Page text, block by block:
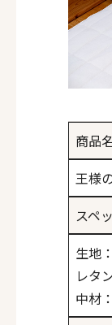
商品
王様
スペ
生地
レタ
中材